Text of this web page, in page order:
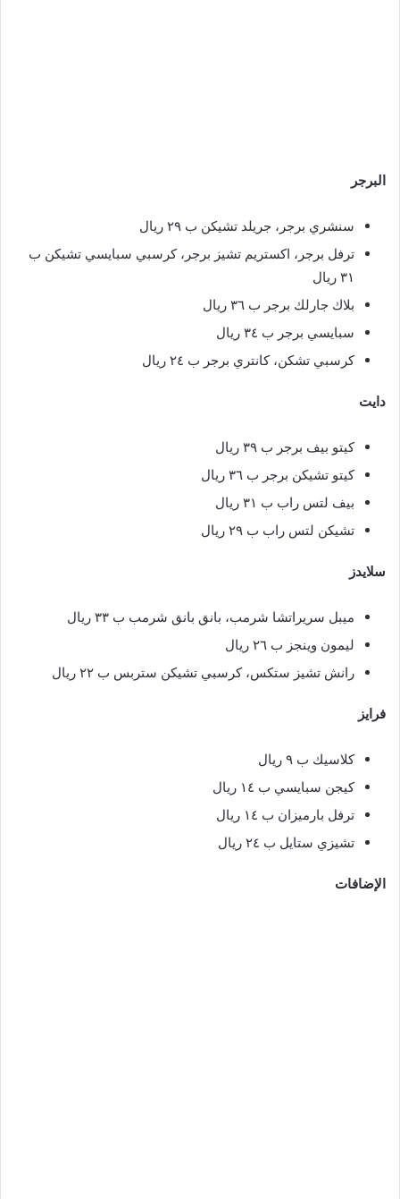
البرجر
سنشري برجر، جريلد تشيكن ب ٢٩ ريال
ترفل برجر، اكستريم تشيز برجر، كرسبي سبايسي تشيكن ب
٣١ ريال
بلاك جارلك برجر ب ٣٦ ريال
سبايسي برجر ب ٣٤ ريال
كرسبي تشكن، كانتري برجر ب ٢٤ ريال
دايت
كيتو بيف برجر ب ٣٩ ريال
كيتو تشيكن برجر ب ٣٦ ريال
بيف لتس راب ب ٣١ ريال
تشيكن لتس راب ب ٢٩ ريال
سلايدز
ميبل سريراتشا شرمب، بانق بانق شرمب ب ٣٣ ريال
ليمون وينجز ب ٢٦ ريال
رانش تشيز ستكس، كرسبي تشيكن ستربس ب ٢٢ ريال
فرايز
كلاسيك ب ٩ ريال
كيجن سبايسي ب ١٤ ريال
ترفل بارميزان ب ١٤ ريال
تشيزي ستايل ب ٢٤ ريال
الإضافات